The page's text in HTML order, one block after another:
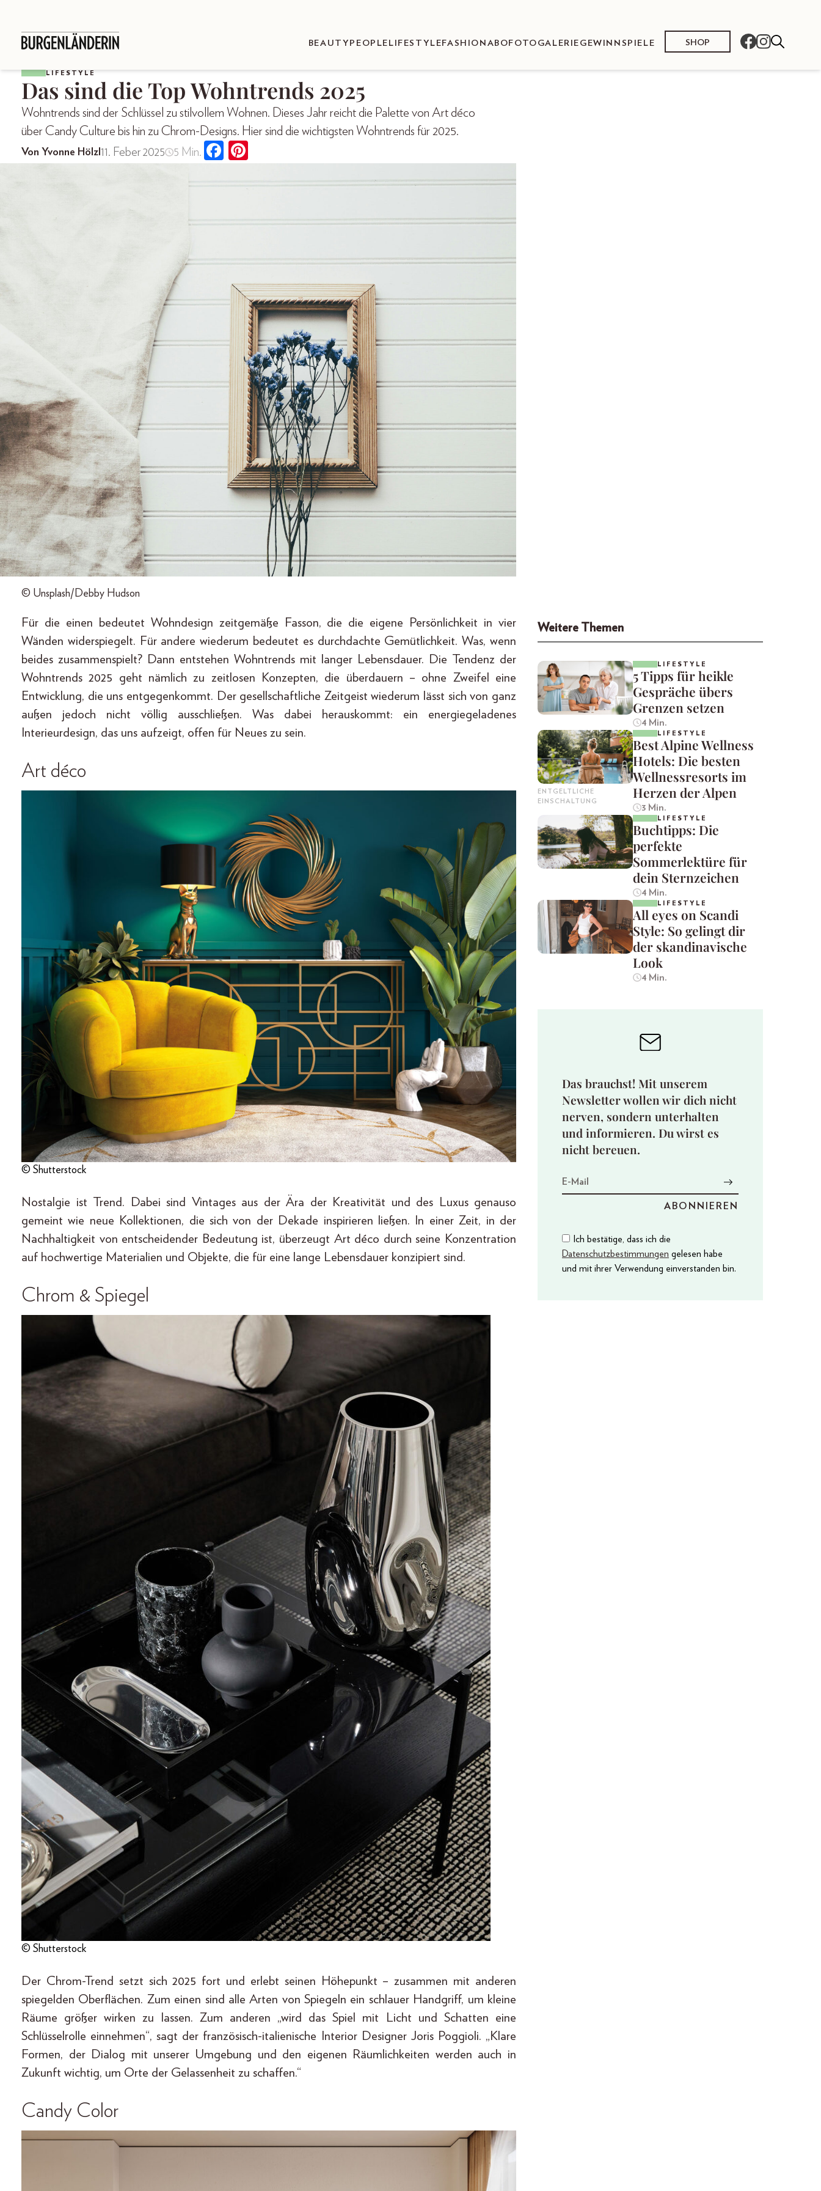
BEAUTY PEOPLE LIFESTYLEFASHION ABOFOTOGALERIE GEWINNSPIELE SHOP
LIFESTYLE
Das sind die Top Wohntrends 2025
Wohntrends sind der Schlüssel zu stilvollem Wohnen. Dieses Jahr reicht die Palette von Art déco
über Candy Culture bis hin zu Chrom-Designs. Hier sind die wichtigsten Wohntrends für 2025.
Von Yvonne Hölzl 11. Feber 2025 5 Min.
© Unsplash/Debby Hudson
Für die einen bedeutet Wohndesign zeitgemäße Fasson, die die eigene Persönlichkeit in vier
Wänden widerspiegelt. Für andere wiederum bedeutet es durchdachte Gemütlichkeit. Was, wenn
beides zusammenspielt? Dann entstehen Wohntrends mit langer Lebensdauer. Die Tendenz der
Wohntrends 2025 geht nämlich zu zeitlosen Konzepten, die überdauern – ohne Zweifel eine
Entwicklung, die uns entgegenkommt. Der gesellschaftliche Zeitgeist wiederum lässt sich von ganz
außen jedoch nicht völlig ausschließen. Was dabei herauskommt: ein energie­geladenes
Interieurdesign, das uns aufzeigt, offen für Neues zu sein.
Art déco
© Shutterstock
Nostalgie ist Trend. Dabei sind Vintages aus der Ära der Kreativität und des Luxus genauso
gemeint wie neue Kollektionen, die sich von der Dekade inspirieren ließen. In einer Zeit, in der
Nachhaltigkeit von entscheidender Bedeutung ist, überzeugt Art déco durch seine Konzentration
auf hochwertige Materialien und Objekte, die für eine lange Lebensdauer konzipiert sind.
Chrom & Spiegel
© Shutterstock
Der Chrom-Trend setzt sich 2025 fort und erlebt seinen Höhepunkt – zusammen mit anderen
spiegelden Oberflächen. Zum einen sind alle Arten von Spiegeln ein schlauer Handgriff, um kleine
Räume größer wirken zu lassen. Zum anderen „wird das Spiel mit Licht und Schatten eine
Schlüsselrolle einnehmen“, sagt der französisch-italienische Interior Designer Joris Poggioli. „Klare
Formen, der Dialog mit unserer Umgebung und den eigenen Räumlichkeiten werden auch in
Zukunft wichtig, um Orte der Gelassenheit zu schaffen.“
Candy Color
Weitere Themen
LIFESTYLE
5 Tipps für heikle
Gespräche übers
Grenzen setzen
4 Min.
ENTGELTLICHE
EINSCHALTUNG
LIFESTYLE
Best Alpine Wellness
Hotels: Die besten
Wellnessresorts im
Herzen der Alpen
3 Min.
LIFESTYLE
Buchtipps: Die
perfekte
Sommerlektüre für
dein Sternzeichen
4 Min.
LIFESTYLE
All eyes on Scandi
Style: So gelingt dir
der skandinavische
Look
4 Min.
Das brauchst! Mit unserem
Newsletter wollen wir dich nicht
nerven, sondern unterhalten
und informieren. Du wirst es
nicht bereuen.
Ich bestätige, dass ich die
Datenschutzbestimmungen gelesen habe
und mit ihrer Verwendung einverstanden bin.